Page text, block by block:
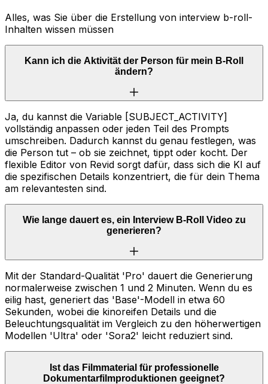
Alles, was Sie über die Erstellung von interview b-roll-
Inhalten wissen müssen
Kann ich die Aktivität der Person für mein B-Roll
ändern?
Ja, du kannst die Variable [SUBJECT_ACTIVITY]
vollständig anpassen oder jeden Teil des Prompts
umschreiben. Dadurch kannst du genau festlegen, was
die Person tut – ob sie zeichnet, tippt oder kocht. Der
flexible Editor von Revid sorgt dafür, dass sich die KI auf
die spezifischen Details konzentriert, die für dein Thema
am relevantesten sind.
Wie lange dauert es, ein Interview B-Roll Video zu
generieren?
Mit der Standard-Qualität 'Pro' dauert die Generierung
normalerweise zwischen 1 und 2 Minuten. Wenn du es
eilig hast, generiert das 'Base'-Modell in etwa 60
Sekunden, wobei die kinoreifen Details und die
Beleuchtungsqualität im Vergleich zu den höherwertigen
Modellen 'Ultra' oder 'Sora2' leicht reduziert sind.
Ist das Filmmaterial für professionelle
Dokumentarfilmproduktionen geeignet?